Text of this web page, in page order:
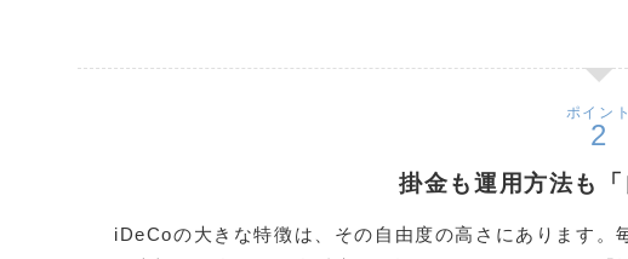
ポイント
掛金も運用方法も
iDeCoの大きな特徴は、その自由度の高さにあります。